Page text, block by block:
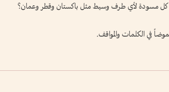
كل مسودة لأي طرف وسيط مثل باكستان وقطر وعمان؟
في الكلمات والمواقف.